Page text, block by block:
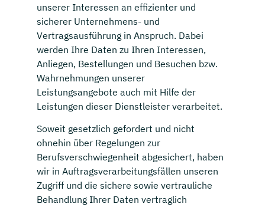
unserer Interessen an effizienter und
sicherer Unternehmens- und
Vertragsausführung in Anspruch. Dabei
werden Ihre Daten zu Ihren Interessen,
Anliegen, Bestellungen und Besuchen bzw.
Wahrnehmungen unserer
Leistungsangebote auch mit Hilfe der
Leistungen dieser Dienstleister verarbeitet.
Soweit gesetzlich gefordert und nicht
ohnehin über Regelungen zur
Berufsverschwiegenheit abgesichert, haben
wir in Auftragsverarbeitungsfällen unseren
Zugriff und die sichere sowie vertrauliche
Behandlung Ihrer Daten vertraglich